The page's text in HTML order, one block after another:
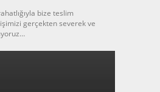
bize teslim
gerçekten severek ve